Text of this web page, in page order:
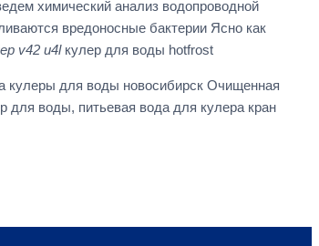
химический анализ водопроводной
вредоносные бактерии Ясно как
v42 u4lкулер для воды hotfrost
кулеры для воды новосибирск Очищенная
воды, питьевая вода для кулера кран